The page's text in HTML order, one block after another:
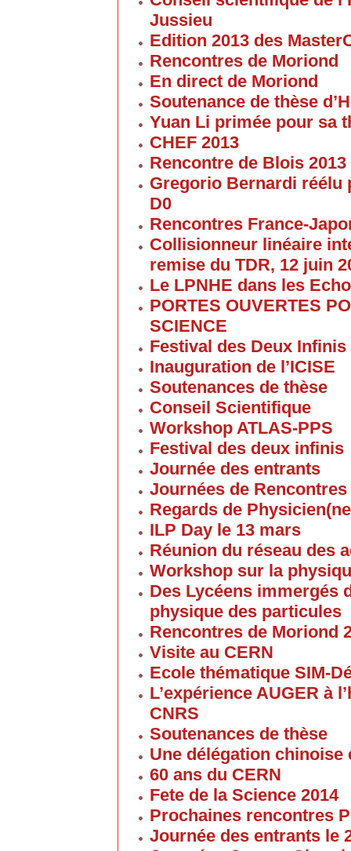
Jussieu
Edition 2013 des
Rencontres de Moriond
En direct de Moriond
Soutenance de thèse
Yuan Li primée pour sa
CHEF 2013
Rencontre de Blois 2013
Gregorio Bernardi réélu
D0
Rencontres France-
Collisionneur linéaire
remise du TDR, 12 juin
Le LPNHE dans les
PORTES OUVERTES
SCIENCE
Festival des Deux Infinis
Inauguration de l’ICISE
Soutenances de thèse
Conseil Scientifique
Workshop ATLAS-PPS
Festival des deux infinis
Journée des entrants
Journées de
Regards de
ILP Day le 13 mars
Réunion du réseau des
Workshop sur la
Des Lycéens immergés
physique des particules
Rencontres de Moriond
Visite au CERN
Ecole thématique SIM-
L’expérience AUGER à
CNRS
Soutenances de thèse
Une délégation
60 ans du CERN
Fete de la Science 2014
Prochaines rencontres
Journée des entrants le